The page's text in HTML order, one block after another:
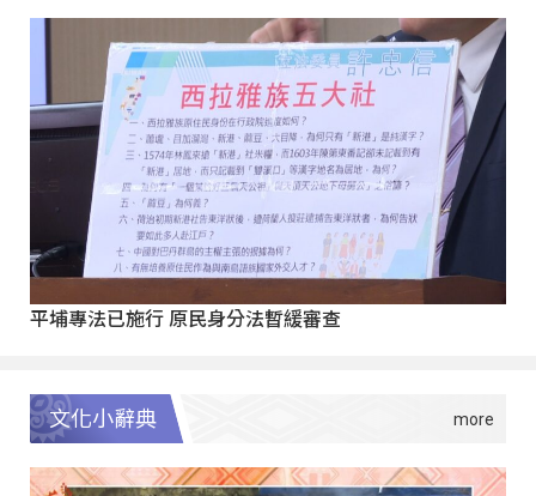
平埔專法已施行 原民身分法暫緩審查
文化小辭典